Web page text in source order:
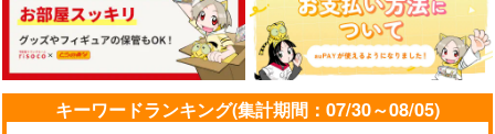
1,540円（税込）
サンプル
作品詳細
785円（税込）
サンプル
作品詳細
770円（税込）
青山 澄香
サンプル
作品詳細
キーワードランキング(集計期間：07/30～08/05)